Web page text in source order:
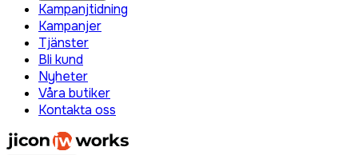
Kampanjtidning
Kampanjer
Tjänster
Bli kund
Nyheter
Våra butiker
Kontakta oss